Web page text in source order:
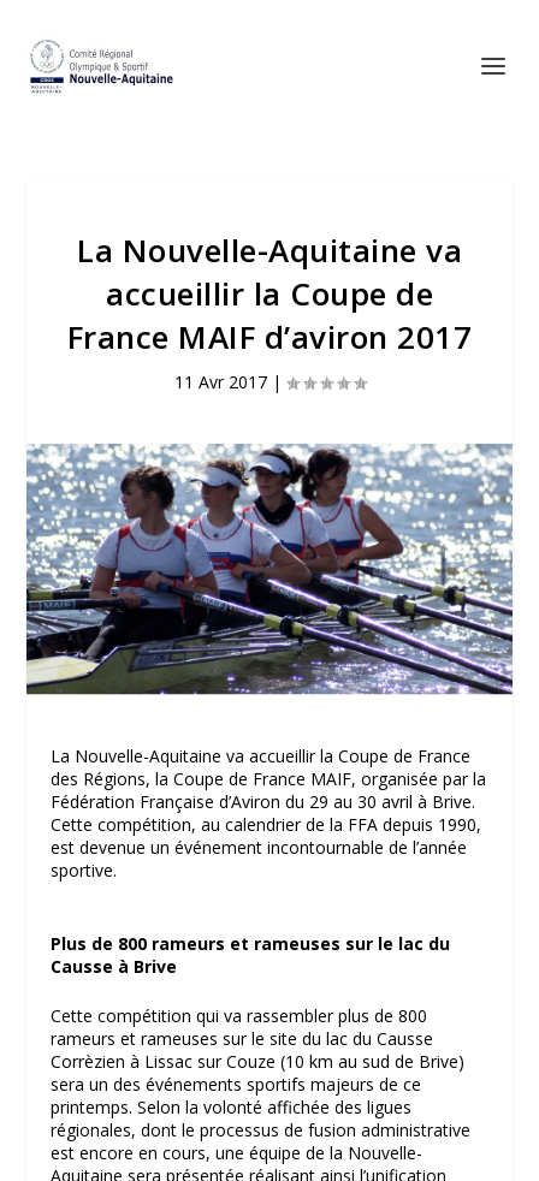
La Nouvelle-Aquitaine va
accueillir la Coupe de
France MAIF d’aviron 2017
11 Avr 2017|
La Nouvelle-Aquitaine va accueillir la Coupe de France
des Régions, la Coupe de France MAIF, organisée par la
Fédération Française d’Aviron du 29 au 30 avril à Brive.
Cette compétition, au calendrier de la FFA depuis 1990,
est devenue un événement incontournable de l’année
sportive.
Plus de 800 rameurs et rameuses sur le lac du
Causse à Brive
Cette compétition qui va rassembler plus de 800
rameurs et rameuses sur le site du lac du Causse
Corrèzien à Lissac sur Couze (10 km au sud de Brive)
sera un des événements sportifs majeurs de ce
printemps. Selon la volonté affichée des ligues
régionales, dont le processus de fusion administrative
est encore en cours, une équipe de la Nouvelle-
Aquitaine sera présentée réalisant ainsi l’unification